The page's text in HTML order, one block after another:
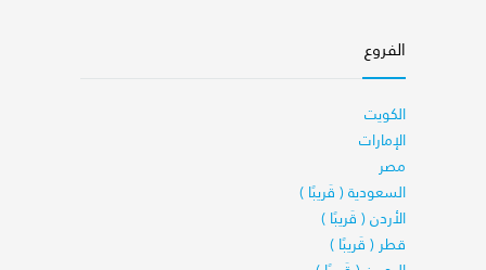
الفروع
الكويت
الإمارات
مصر
السعودية ( قَريبًا )
الأردن ( قَريبًا )
قطر ( قَريبًا )